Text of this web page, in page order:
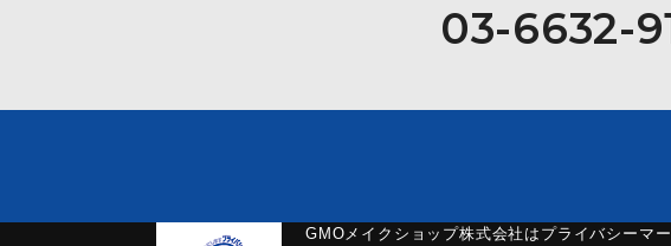
03-6632-
GMOメイクショップ株式会社はプライバシーマ